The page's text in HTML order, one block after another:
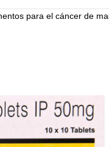
para el cáncer de